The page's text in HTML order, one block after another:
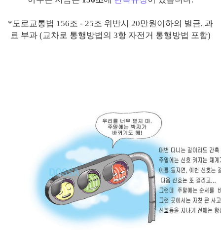
*도로교통법 156조 - 25조 위반시 20만원이하의 벌금, 과
료 부과 (교차로 통행방법의 3항 자전거 통행방법 포함)